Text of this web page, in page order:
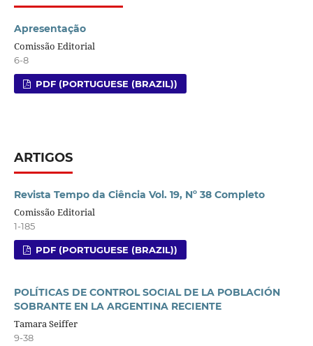
Apresentação
Comissão Editorial
6-8
PDF (PORTUGUESE (BRAZIL))
ARTIGOS
Revista Tempo da Ciência Vol. 19, Nº 38 Completo
Comissão Editorial
1-185
PDF (PORTUGUESE (BRAZIL))
POLÍTICAS DE CONTROL SOCIAL DE LA POBLACIÓN
SOBRANTE EN LA ARGENTINA RECIENTE
Tamara Seiffer
9-38